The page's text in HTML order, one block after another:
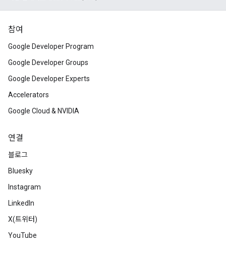
참여
Google Developer Program
Google Developer Groups
Google Developer Experts
Accelerators
Google Cloud & NVIDIA
연결
블로그
Bluesky
Instagram
LinkedIn
X(트위터)
YouTube